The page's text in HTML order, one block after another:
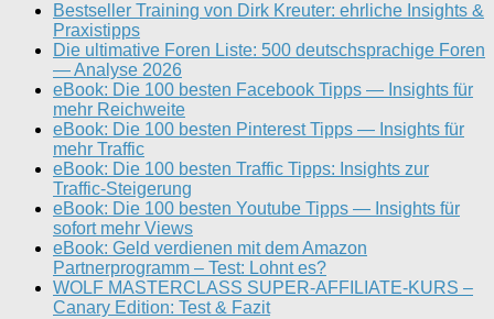
Bestseller Training von Dirk Kreuter: ehrliche Insights &
Praxistipps
Die ultimative Foren Liste: 500 deutschsprachige Foren
— Analyse 2026
eBook: Die 100 besten Facebook Tipps — Insights für
mehr Reichweite
eBook: Die 100 besten Pinterest Tipps — Insights für
mehr Traffic
eBook: Die 100 besten Traffic Tipps: Insights zur
Traffic-Steigerung
eBook: Die 100 besten Youtube Tipps — Insights für
sofort mehr Views
eBook: Geld verdienen mit dem Amazon
Partnerprogramm – Test: Lohnt es?
WOLF MASTERCLASS SUPER-AFFILIATE-KURS –
Canary Edition: Test & Fazit